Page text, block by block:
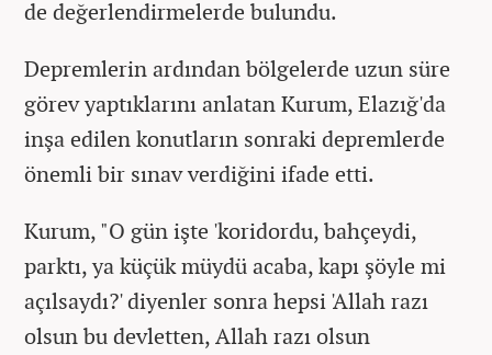
de değerlendirmelerde bulundu.
Depremlerin ardından bölgelerde uzun süre
görev yaptıklarını anlatan Kurum, Elazığ'da
inşa edilen konutların sonraki depremlerde
önemli bir sınav verdiğini ifade etti.
Kurum, "O gün işte 'koridordu, bahçeydi,
parktı, ya küçük müydü acaba, kapı şöyle mi
açılsaydı?' diyenler sonra hepsi 'Allah razı
olsun bu devletten, Allah razı olsun